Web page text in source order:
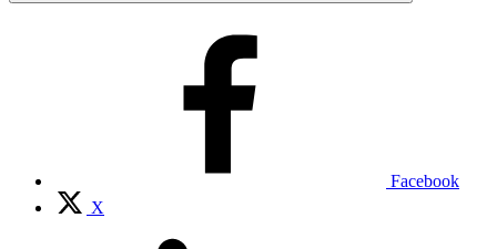
Facebook
X